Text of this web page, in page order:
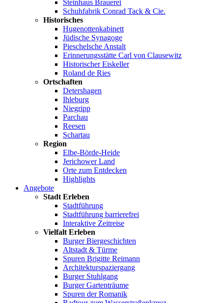
Steinhaus Brauerei
Schuhfabrik Conrad Tack & Cie.
Historisches
Hugenottenkabinett
Jüdische Synagoge
Pieschelsche Anstalt
Erinnerungsstätte Carl von Clausewitz
Historischer Eiskeller
Roland de Ries
Ortschaften
Detershagen
Ihleburg
Niegripp
Parchau
Reesen
Schartau
Region
Elbe-Börde-Heide
Jerichower Land
Orte zum Entdecken
Highlights
Angebote
Stadt Erleben
Stadtführung
Stadtführung barrierefrei
Interaktive Zeitreise
Vielfalt Erleben
Burger Biergeschichten
Altstadt & Türme
Spuren Brigitte Reimann
Architekturspaziergang
Burger Stuhlgang
Burger Gartenträume
Spuren der Romanik